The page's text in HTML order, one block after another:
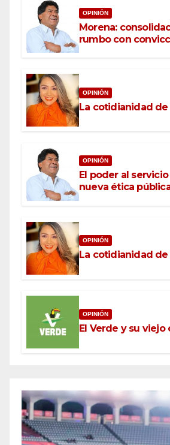
OPINIÓN
Morena:
rumbo con
OPINIÓN
La cotidianidad
OPINIÓN
El poder al
nueva ética
OPINIÓN
La cotidianidad
OPINIÓN
El Verde y su